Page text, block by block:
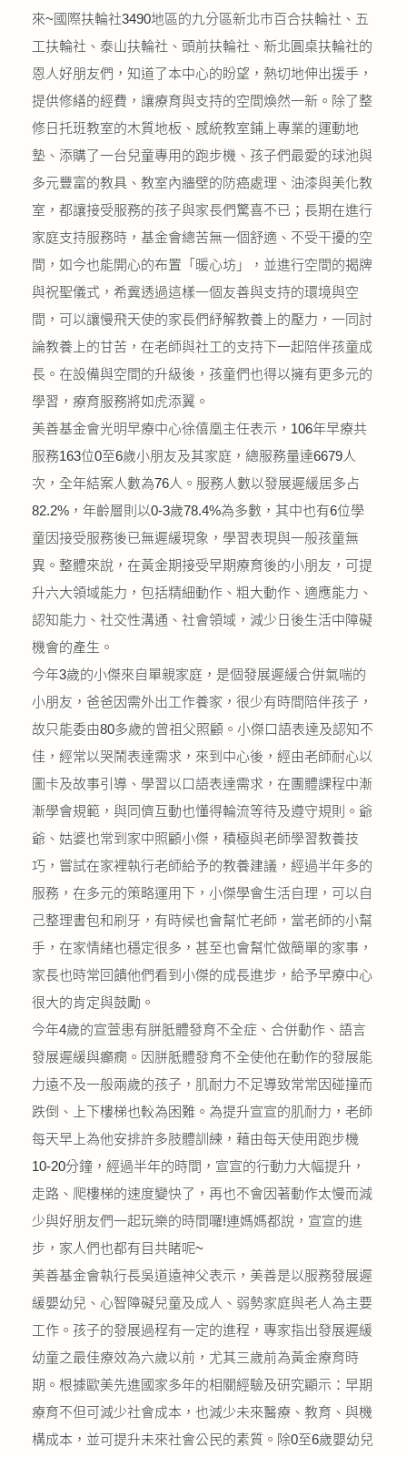
來~國際扶輪社3490地區的九分區新北市百合扶輪社、五
工扶輪社、泰山扶輪社、頭前扶輪社、新北圓桌扶輪社的
恩人好朋友們，知道了本中心的盼望，熱切地伸出援手，
提供修繕的經費，讓療育與支持的空間煥然一新。除了整
修日托班教室的木質地板、感統教室鋪上專業的運動地
墊、添購了一台兒童專用的跑步機、孩子們最愛的球池與
多元豐富的教具、教室內牆壁的防癌處理、油漆與美化教
室，都讓接受服務的孩子與家長們驚喜不已；長期在進行
家庭支持服務時，基金會總苦無一個舒適、不受干擾的空
間，如今也能開心的布置「暖心坊」，並進行空間的揭牌
與祝聖儀式，希冀透過這樣一個友善與支持的環境與空
間，可以讓慢飛天使的家長們紓解教養上的壓力，一同討
論教養上的甘苦，在老師與社工的支持下一起陪伴孩童成
長。在設備與空間的升級後，孩童們也得以擁有更多元的
學習，療育服務將如虎添翼。
美善基金會光明早療中心徐僖凰主任表示，106年早療共
服務163位0至6歲小朋友及其家庭，總服務量達6679人
次，全年結案人數為76人。服務人數以發展遲緩居多占
82.2%，年齡層則以0-3歲78.4%為多數，其中也有6位學
童因接受服務後已無遲緩現象，學習表現與一般孩童無
異。整體來說，在黃金期接受早期療育後的小朋友，可提
升六大領域能力，包括精細動作、粗大動作、適應能力、
認知能力、社交性溝通、社會領域，減少日後生活中障礙
機會的產生。
今年3歲的小傑來自單親家庭，是個發展遲緩合併氣喘的
小朋友，爸爸因需外出工作養家，很少有時間陪伴孩子，
故只能委由80多歲的曾祖父照顧。小傑口語表達及認知不
佳，經常以哭鬧表達需求，來到中心後，經由老師耐心以
圖卡及故事引導、學習以口語表達需求，在團體課程中漸
漸學會規範，與同儕互動也懂得輪流等待及遵守規則。爺
爺、姑婆也常到家中照顧小傑，積極與老師學習教養技
巧，嘗試在家裡執行老師給予的教養建議，經過半年多的
服務，在多元的策略運用下，小傑學會生活自理，可以自
己整理書包和刷牙，有時候也會幫忙老師，當老師的小幫
手，在家情緒也穩定很多，甚至也會幫忙做簡單的家事，
家長也時常回饋他們看到小傑的成長進步，給予早療中心
很大的肯定與鼓勵。
今年4歲的宣萱患有胼胝體發育不全症、合併動作、語言
發展遲緩與癲癇。因胼胝體發育不全使他在動作的發展能
力遠不及一般兩歲的孩子，肌耐力不足導致常常因碰撞而
跌倒、上下樓梯也較為困難。為提升宣宣的肌耐力，老師
每天早上為他安排許多肢體訓練，藉由每天使用跑步機
10-20分鐘，經過半年的時間，宣宣的行動力大幅提升，
走路、爬樓梯的速度變快了，再也不會因著動作太慢而減
少與好朋友們一起玩樂的時間囉!連媽媽都說，宣宣的進
步，家人們也都有目共睹呢~
美善基金會執行長吳道遠神父表示，美善是以服務發展遲
緩嬰幼兒、心智障礙兒童及成人、弱勢家庭與老人為主要
工作。孩子的發展過程有一定的進程，專家指出發展遲緩
幼童之最佳療效為六歲以前，尤其三歲前為黃金療育時
期。根據歐美先進國家多年的相關經驗及研究顯示：早期
療育不但可減少社會成本，也減少未來醫療、教育、與機
構成本，並可提升未來社會公民的素質。除0至6歲嬰幼兒